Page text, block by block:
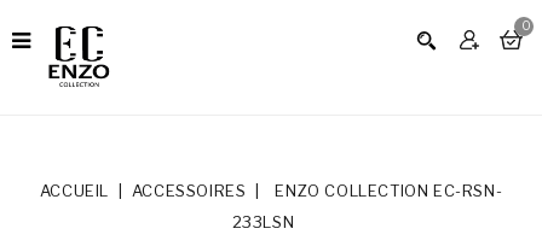
0
ACCUEIL ACCESSOIRES
ENZO COLLECTION EC-RSN-
233LSN